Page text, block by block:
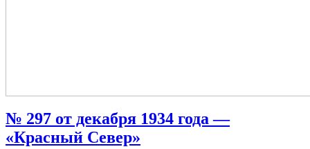
№ 297 от декабря 1934 года —
«Красный Север»